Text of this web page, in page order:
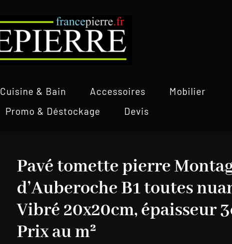
Cuisine & Bain Accessoires
Mobilier
Promo & Déstockage Devis
Pavé tomette pierre
d’Auberoche B1 toutes
Vibré 20x20cm, épaisseur
Prix au m²